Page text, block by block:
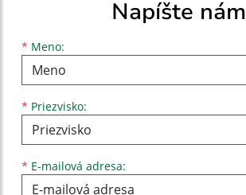
Napíšte nám
* Meno:
Meno
* Priezvisko:
Priezvisko
* E-mailová adresa:
E-mailová adresa